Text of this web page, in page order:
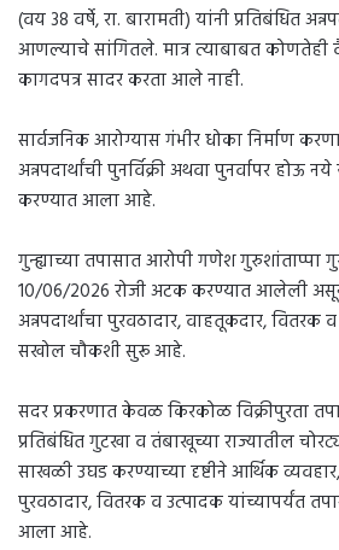
(वय 38 वर्षे, रा. बारामती) यांनी प्रतिबंधित
आणल्याचे सांगितले. मात्र त्याबाबत
कागदपत्र सादर करता आले नाही.
सार्वजनिक आरोग्यास गंभीर धोका निर्माण
अन्नपदार्थांची पुनर्विक्री अथवा पुनर्वापर होऊ
करण्यात आला आहे.
गुन्ह्याच्या तपासात आरोपी गणेश गुरुशांताप्पा
10/06/2026 रोजी अटक करण्यात आलेली असून
अन्नपदार्थांचा पुरवठादार, वाहतूकदार, वितरक
सखोल चौकशी सुरू आहे.
सदर प्रकरणात केवळ किरकोळ विक्रीपुरता
प्रतिबंधित गुटखा व तंबाखूच्या राज्यातील
साखळी उघड करण्याच्या दृष्टीने आर्थिक
पुरवठादार, वितरक व उत्पादक यांच्यापर्यंत
आला आहे.